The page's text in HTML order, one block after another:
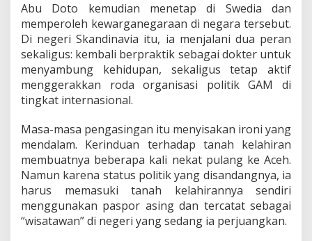
Abu Doto kemudian menetap di Swedia dan
memperoleh kewarganegaraan di negara tersebut.
Di negeri Skandinavia itu, ia menjalani dua peran
sekaligus: kembali berpraktik sebagai dokter untuk
menyambung kehidupan, sekaligus tetap aktif
menggerakkan roda organisasi politik GAM di
tingkat internasional.
Masa-masa pengasingan itu menyisakan ironi yang
mendalam. Kerinduan terhadap tanah kelahiran
membuatnya beberapa kali nekat pulang ke Aceh.
Namun karena status politik yang disandangnya, ia
harus memasuki tanah kelahirannya sendiri
menggunakan paspor asing dan tercatat sebagai
“wisatawan” di negeri yang sedang ia perjuangkan.